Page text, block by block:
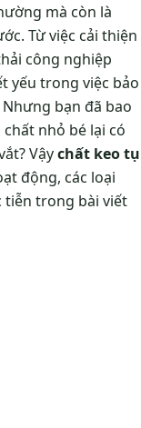
mà còn là
Từ việc cải thiện
công nghiệp
yếu trong việc bảo
bạn đã bao
nhỏ bé lại có
Vậychất keo tụ
động, các loại
tiễn trong bài viết